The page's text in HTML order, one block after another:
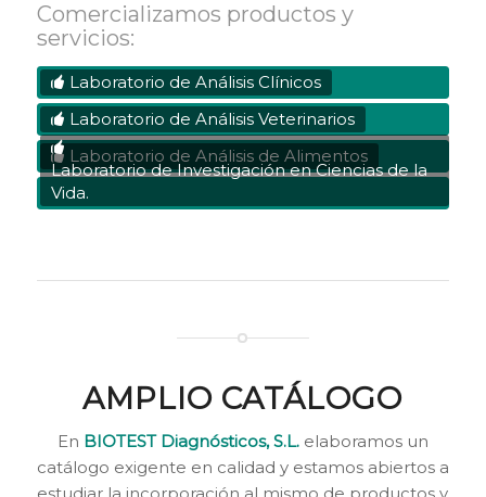
Comercializamos productos y
servicios:
Laboratorio de Análisis Clínicos
Laboratorio de Análisis Veterinarios
Laboratorio de Análisis de Alimentos
Laboratorio de Investigación en Ciencias de la
Vida.
AMPLIO CATÁLOGO
En BIOTEST Diagnósticos, S.L.elaboramos un
catálogo exigente en calidad y estamos abiertos a
estudiar la incorporación al mismo de productos y